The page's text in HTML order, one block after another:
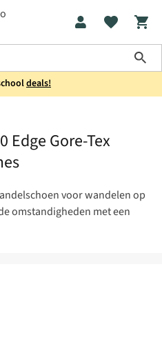
deals!
Edge Gore-Tex
voor wandelen op
omstandigheden met een